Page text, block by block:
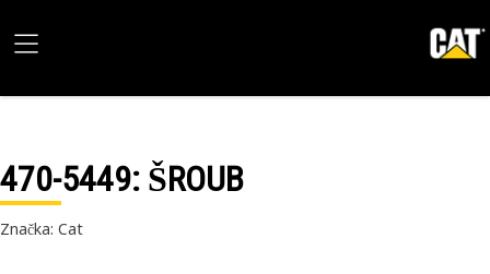
470-5449: ŠROUB
Značka: Cat